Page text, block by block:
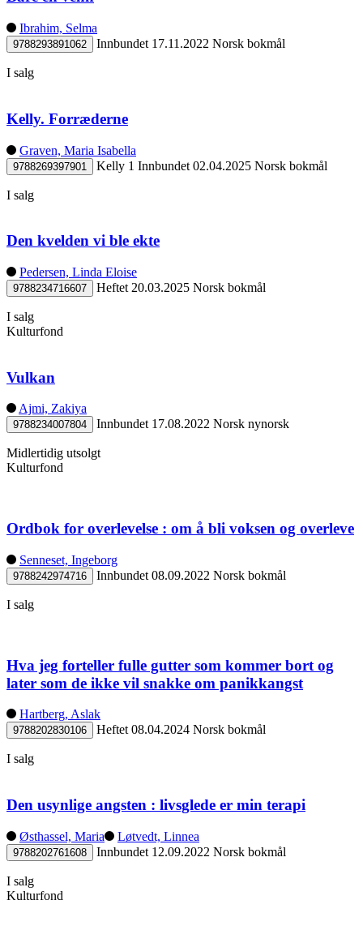
Ibrahim, Selma
9788293891062 Innbundet 17.11.2022 Norsk bokmål
I salg
Kelly. Forræderne
Graven, Maria Isabella
9788269397901 Kelly 1 Innbundet 02.04.2025 Norsk bokmål
I salg
Den kvelden vi ble ekte
Pedersen, Linda Eloise
9788234716607 Heftet 20.03.2025 Norsk bokmål
I salg
Kulturfond
Vulkan
Ajmi, Zakiya
9788234007804 Innbundet 17.08.2022 Norsk nynorsk
Midlertidig utsolgt
Kulturfond
Ordbok for overlevelse : om å bli voksen og overleve
Senneset, Ingeborg
9788242974716 Innbundet 08.09.2022 Norsk bokmål
I salg
Hva jeg forteller fulle gutter som kommer bort og
later som de ikke vil snakke om panikkangst
Hartberg, Aslak
9788202830106 Heftet 08.04.2024 Norsk bokmål
I salg
Den usynlige angsten : livsglede er min terapi
Østhassel, Maria Løtvedt, Linnea
9788202761608 Innbundet 12.09.2022 Norsk bokmål
I salg
Kulturfond